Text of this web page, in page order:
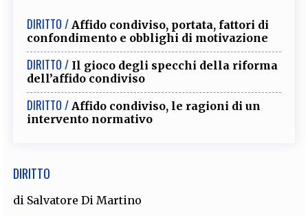
TEAM
FILODIRITTO REDAZIONE COMITATO SCIENTIFICO AUTORI CURATORI
FOTOGRAFI
PARTNER COLLABORA CON NOI
EXTRA
CODICI RUBRICHE LIBRI PROCEEDINGS
DIRITTO / Affido condiviso, portata, fattori di
confondimento e obblighi di motivazione
DIRITTO / Il gioco degli specchi della riforma
dell’affido condiviso
DIRITTO / Affido condiviso, le ragioni di un
intervento normativo
DIRITTO
di Salvatore Di Martino